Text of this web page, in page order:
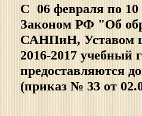
С 06 февраля по 10
Законом РФ "Об
САНПиН, Уставом
2016-2017 учебный
предоставляются
(приказ № 33 от